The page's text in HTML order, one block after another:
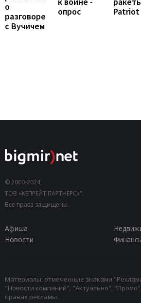
о
разговоре
с Вучичем
опрос
Patriot
© 2000-2024,
ТОВ «КЕПРЕЙТ ПАРТНЕРС»".
Все права защищены.
Афиша
Новости
Материалы, отмеченные знаками
"Новости компаний", "Актуально",
правах рекламы.